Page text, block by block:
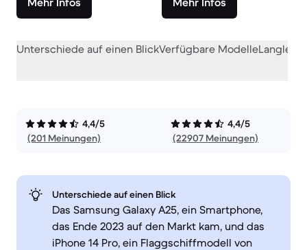
Unterschiede auf einen BlickVerfügbare Modelle
4,4/5
(201 Meinungen)
4,4/5
(22907 Meinungen)
Unterschiede auf einen Blick
Das Samsung Galaxy A25, ein Smartphone,
das Ende 2023 auf den Markt kam, und das
iPhone 14 Pro, ein Flaggschiffmodell von